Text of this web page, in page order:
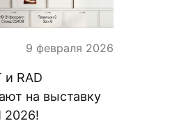
9 февраля 2026
и RAD
на выставку
2026!